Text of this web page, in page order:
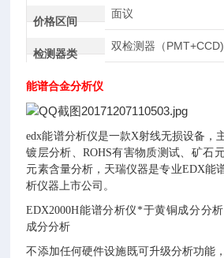
价格区间
面议
检测器类
双检测器（PMT+CCD)
能谱合金分析仪
edx能谱分析仪是一款X射线无损设备，
镀层分析、ROHS有害物质测试、矿石
元素含量分析，天瑞仪器是专业EDX能
析仪器上市公司。
EDX2000H能谱分析仪*于黄铜成分分
成分分析
不添加任何硬件设施既可升级分析功能